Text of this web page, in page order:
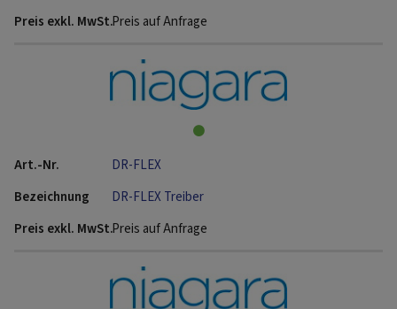
Preis auf Anfrage
DR-FLEX
DR-FLEX Treiber
Preis auf Anfrage